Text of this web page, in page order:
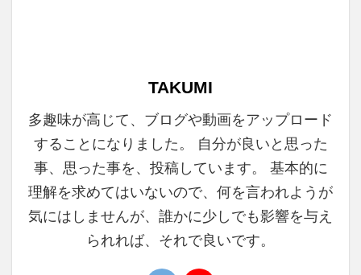
TAKUMI
多趣味が高じて、ブログや動画をアップロード
することになりました。 自分が良いと思った
事、思った事を、投稿しています。 基本的に
理解を求めてはいないので、何を言われようが
気にはしませんが、誰かに少しでも影響を与え
られれば、それで良いです。